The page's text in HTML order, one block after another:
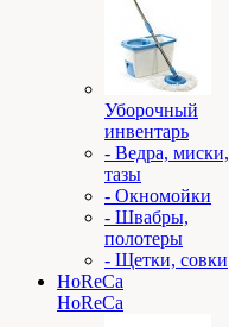
Уборочный
инвентарь
- Ведра, миски,
тазы
- Окномойки
- Швабры,
полотеры
- Щетки, совки
HoReCa
HoReCa